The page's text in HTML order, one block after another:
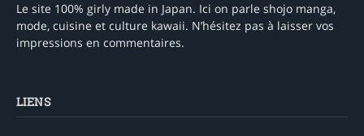
Le site 100% girly made in Japan. Ici on parle shojo manga,
mode, cuisine et culture kawaii. N’hésitez pas à laisser vos
impressions en commentaires.
LIENS